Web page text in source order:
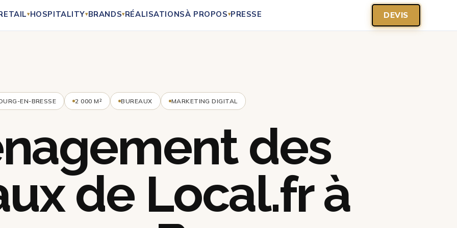
▾HOSPITALITY▾BRANDS▾RÉALISATIONSÀ PROPOS▾PRESSE DEVIS
EN-BRESSE 2 000 M² BUREAUX MARKETING DIGITAL
des
de Local.fr à